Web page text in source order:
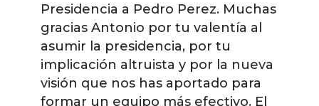
Presidencia a Pedro Perez. Muchas
gracias Antonio por tu valentía al
asumir la presidencia, por tu
implicación altruista y por la nueva
visión que nos has aportado para
formar un equipo más efectivo. El